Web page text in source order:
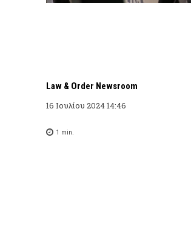
Law & Order Newsroom
16 Ιουλίου 2024 14:46
1 min.